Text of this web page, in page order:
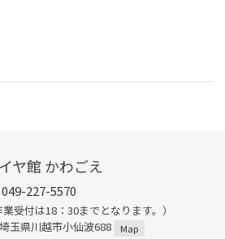
ヤ館 かわごえ
049-227-5570
受付は18：30までとなります。）
玉県川越市小仙波688
Map